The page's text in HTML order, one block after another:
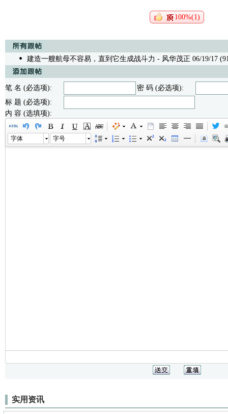
100%(1)
建造一艘航母不容易，直到它生成战斗力 - 风华茂正 06/19/17
笔 名 (必选项):
密 码 (必选项):
标 题 (必选项):
内 容 (选填项):
字体 字号
实用资讯